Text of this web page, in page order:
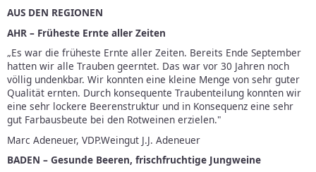
AUS DEN REGIONEN
AHR – Früheste Ernte aller Zeiten
„Es war die früheste Ernte aller Zeiten. Bereits Ende September
hatten wir alle Trauben geerntet. Das war vor 30 Jahren noch
völlig undenkbar. Wir konnten eine kleine Menge von sehr guter
Qualität ernten. Durch konsequente Traubenteilung konnten wir
eine sehr lockere Beerenstruktur und in Konsequenz eine sehr
gut Farbausbeute bei den Rotweinen erzielen."
Marc Adeneuer, VDP.Weingut J.J. Adeneuer
BADEN – Gesunde Beeren, frischfruchtige Jungweine